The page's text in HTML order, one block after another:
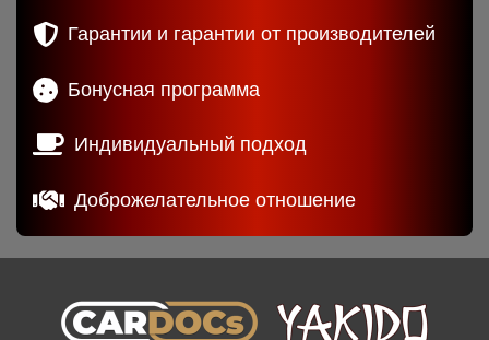
Гарантии и гарантии от производителей
Бонусная программа
Индивидуальный подход
Доброжелательное отношение